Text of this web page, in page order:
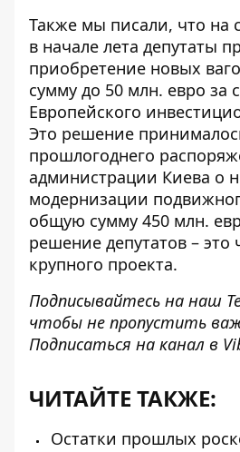
Также мы писали, что на
в начале лета депутаты
приобретение новых
сумму до 50 млн. евро за
Европейского
Это решение
прошлогоднего
администрации Киева о
модернизации
общую сумму 450 млн.
решение депутатов – это
крупного проекта.
Подписывайтесь на наш
чтобы не пропустить
Подписаться на канал в
ЧИТАЙТЕ ТАКЖЕ:
Остатки прошлых